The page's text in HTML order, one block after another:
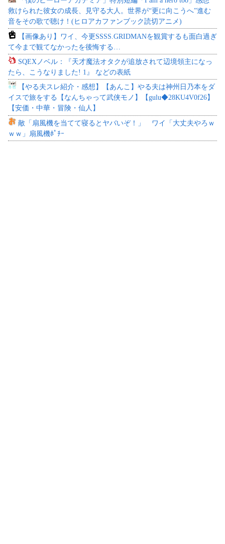
救けられた彼女の成長、見守る大人。世界が“更に向こうへ”進む
音をその歌で聴け！(ヒロアカファンブック読切アニメ)
【画像あり】ワイ、今更SSSS.GRIDMANを観賞するも面白過ぎ
て今まで観てなかったを後悔する…
SQEXノベル：『天才魔法オタクが追放されて辺境領主になっ
たら、こうなりました! 1』 などの表紙
【やる夫スレ紹介・感想】【あんこ】やる夫は神州日乃本をダ
イスで旅をする【なんちゃって武侠モノ】【gulu◆28KU4V0f26】
【安価・中華・冒険・仙人】
敵「扇風機を当てて寝るとヤバいぞ！」 ワイ「大丈夫やろｗ
ｗｗ」扇風機ﾎﾟﾁｰ